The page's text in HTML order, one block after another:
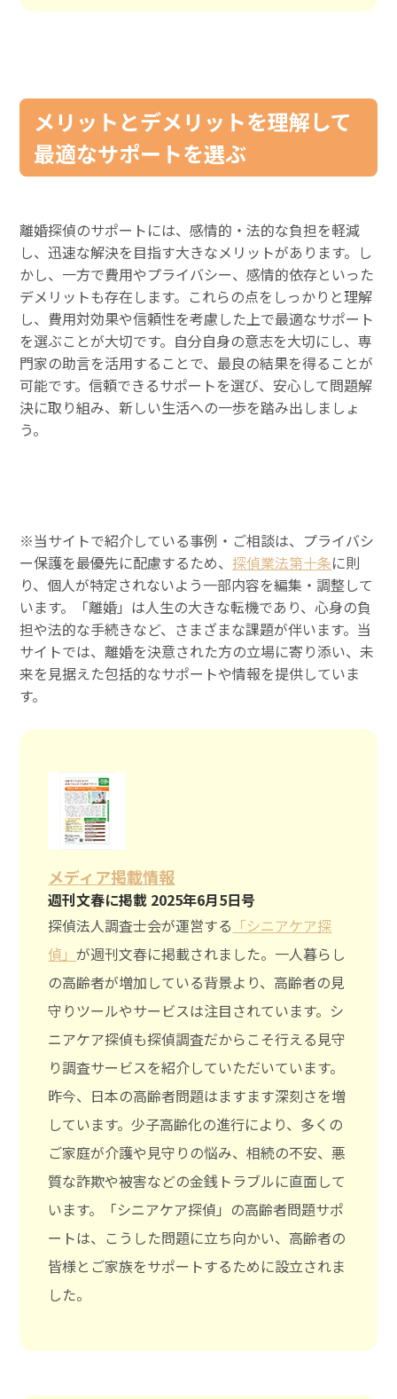
メリットとデメリットを理解して
最適なサポートを選ぶ
離婚探偵のサポートには、感情的・法的な負担を軽減
し、迅速な解決を目指す大きなメリットがあります。し
かし、一方で費用やプライバシー、感情的依存といった
デメリットも存在します。これらの点をしっかりと理解
し、費用対効果や信頼性を考慮した上で最適なサポート
を選ぶことが大切です。自分自身の意志を大切にし、専
門家の助言を活用することで、最良の結果を得ることが
可能です。信頼できるサポートを選び、安心して問題解
決に取り組み、新しい生活への一歩を踏み出しましょ
う。
※当サイトで紹介している事例・ご相談は、プライバシ
ー保護を最優先に配慮するため、 探偵業法第十条に則
り、個人が特定されないよう一部内容を編集・調整して
います。「離婚」は人生の大きな転機であり、心身の負
担や法的な手続きなど、さまざまな課題が伴います。当
サイトでは、離婚を決意された方の立場に寄り添い、未
来を見据えた包括的なサポートや情報を提供していま
す。
メディア掲載情報
週刊文春に掲載 2025年6月5日号
探偵法人調査士会が運営する 「シニアケア探
偵」が週刊文春に掲載されました。一人暮らし
の高齢者が増加している背景より、高齢者の見
守りツールやサービスは注目されています。シ
ニアケア探偵も探偵調査だからこそ行える見守
り調査サービスを紹介していただいています。
昨今、日本の高齢者問題はますます深刻さを増
しています。少子高齢化の進行により、多くの
ご家庭が介護や見守りの悩み、相続の不安、悪
質な詐欺や被害などの金銭トラブルに直面して
います。「シニアケア探偵」の高齢者問題サポ
ートは、こうした問題に立ち向かい、高齢者の
皆様とご家族をサポートするために設立されま
した。